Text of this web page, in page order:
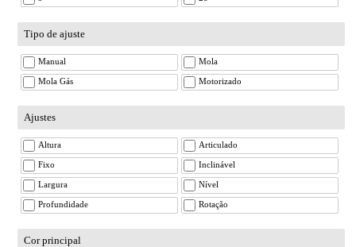
Tipo de ajuste
Manual Mola
Mola Gás Motorizado
Ajustes
Altura Articulado
Fixo Inclinável
Largura Nível
Profundidade Rotação
Cor principal